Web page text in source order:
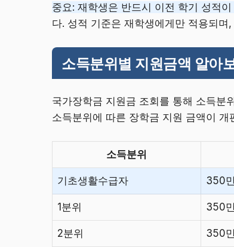
중요: 재학생은 반드시 이전 학기 성적이
다. 성적 기준은 재학생에게만 적용되
소득분위별 지원금액 알아
국가장학금 지원금 조회를 통해 소득분
소득분위에 따른 장학금 지원 금액이
소득분위
기초생활수급자 350
1분위 350
2분위 350